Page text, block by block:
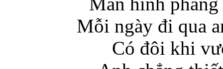
Mỗi ngày đi qua
Có đôi khi